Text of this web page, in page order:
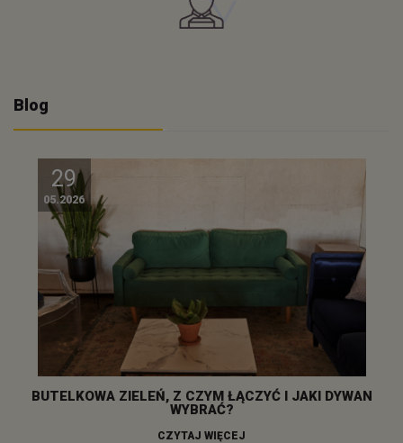
Blog
29
05.2026
BUTELKOWA ZIELEŃ, Z CZYM ŁĄCZYĆ I JAKI DYWAN
WYBRAĆ?
CZYTAJ WIĘCEJ